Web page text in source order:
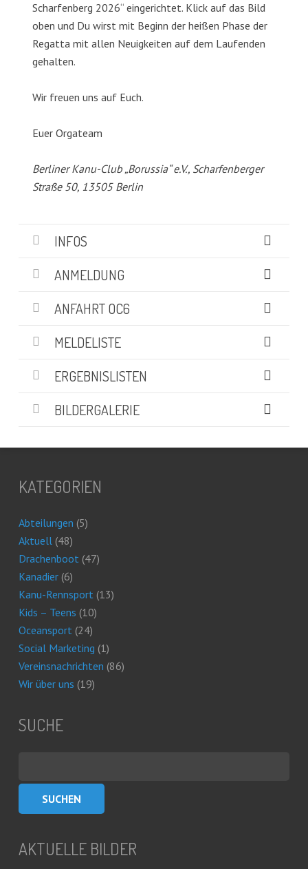
Scharfenberg 2026“ eingerichtet. Klick auf das Bild
oben und Du wirst mit Beginn der heißen Phase der
Regatta mit allen Neuigkeiten auf dem Laufenden
gehalten.
Wir freuen uns auf Euch.
Euer Orgateam
Berliner Kanu-Club „Borussia“ e.V., Scharfenberger
Straße 50, 13505 Berlin
INFOS
ANMELDUNG
ANFAHRT OC6
MELDELISTE
ERGEBNISLISTEN
BILDERGALERIE
KATEGORIEN
Abteilungen (5)
Aktuell(48)
Drachenboot(47)
Kanadier(6)
Kanu-Rennsport(13)
Kids – Teens (10)
Oceansport(24)
Social Marketing (1)
Vereinsnachrichten (86)
Wir über uns (19)
SUCHE
AKTUELLE BILDER